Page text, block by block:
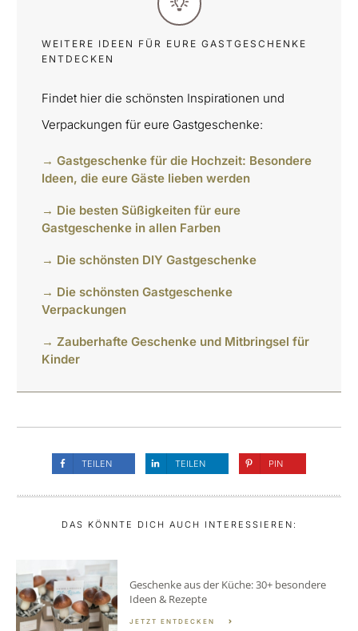
WEITERE IDEEN FÜR EURE GASTGESCHENKE
ENTDECKEN
Findet hier die schönsten Inspirationen und
Verpackungen für eure Gastgeschenke:
→ Gastgeschenke für die Hochzeit: Besondere
Ideen, die eure Gäste lieben werden
→ Die besten Süßigkeiten für eure
Gastgeschenke in allen Farben
→ Die schönsten DIY Gastgeschenke
→ Die schönsten Gastgeschenke
Verpackungen
→ Zauberhafte Geschenke und Mitbringsel für
Kinder
TEILEN TEILEN PIN
DAS KÖNNTE DICH AUCH INTERESSIEREN:
Geschenke aus der Küche: 30+ besondere
Ideen & Rezepte
JETZT ENTDECKEN